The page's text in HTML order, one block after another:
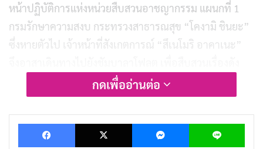
หน้าปฏิบัติการแห่งหน่วยสืบสวนอาชญากรรม แผนกที่ 1
กรมรักษาความสงบ กระทรวงสาธารณสุข “โคงามิ ชินยะ”
ซึ่งหายตัวไป เจ้าหน้าที่สังเกตการณ์ “สึเนโมริ อาคาเนะ”
Click
กดเพื่ออ่านต่อ
Facebook X Messenger Line